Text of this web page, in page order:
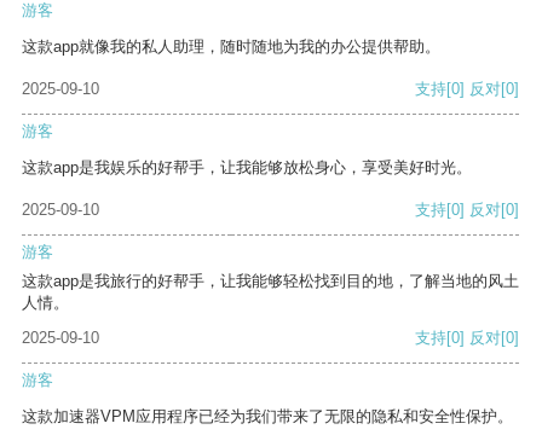
游客
这款app就像我的私人助理，随时随地为我的办公提供帮助。
2025-09-10 支持[0] 反对[0]
游客
这款app是我娱乐的好帮手，让我能够放松身心，享受美好时光。
2025-09-10 支持[0] 反对[0]
游客
这款app是我旅行的好帮手，让我能够轻松找到目的地，了解当地的风土
人情。
2025-09-10
支持[0] 反对[0]
游客
这款加速器VPM应用程序已经为我们带来了无限的隐私和安全性保护。